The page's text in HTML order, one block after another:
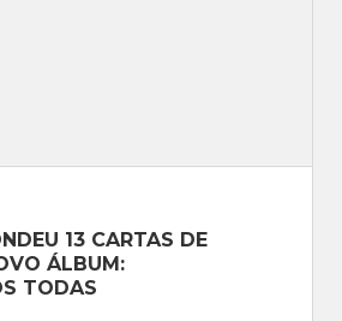
13 CARTAS DE
ÁLBUM:
TODAS